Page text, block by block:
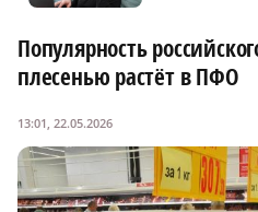
Популярность
плесенью растёт в ПФО
13:01, 22.05.2026